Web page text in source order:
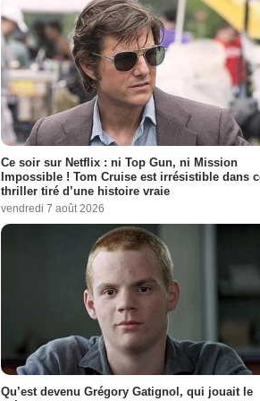
Ce soir sur Netflix : ni Top Gun, ni Mission
Impossible ! Tom Cruise est irrésistible dans
thriller tiré d’une histoire vraie
vendredi 7 août 2026
Qu’est devenu Grégory Gatignol, qui jouait le